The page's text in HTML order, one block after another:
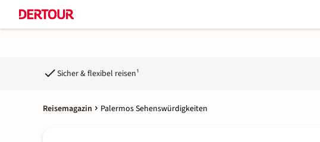
Sicher & flexibel reisen¹
Reisemagazin Palermos Sehenswürdigkeiten